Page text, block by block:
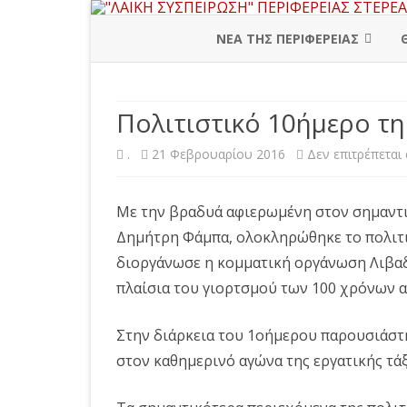
ΝΕΑ ΤΗΣ ΠΕΡΙΦΕΡΕΙΑΣ
ΒΟΙΩΤΙΑ
ΕΥΒΟΙΑ
ΦΘΙΩΤΙΔΑ
ΦΩΚΙΔΑ
Πολιτιστικό 10ήμερο
. 21 Φεβρουαρίου 2016 Δεν
Με την βραδυά αφιερωμένη στον
Δημήτρη Φάμπα, ολοκληρώθηκε το
διοργάνωσε η κομματική οργάνωση
πλαίσια του γιορτσμού των 100 χρόνων
Στην διάρκεια του 1οήμερου
στον καθημερινό αγώνα της εργατικής